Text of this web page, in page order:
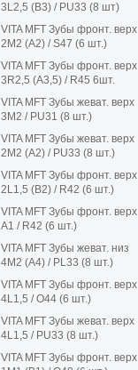
3L2,5 (B3) / PU33 (8 шт)
VITA MFT Зубы фронт. верх
2M2 (A2) / S47 (6 шт.)
VITA MFT Зубы фронт. верх
3R2,5 (A3,5) / R45 6шт.
VITA MFT Зубы жеват. верх
3M2 / PU31 (8 шт.)
VITA MFT Зубы жеват. верх
2M2 (A2) / PU33 (8 шт.)
VITA MFT Зубы фронт. верх
2L1,5 (B2) / R42 (6 шт.)
VITA MFT Зубы фронт. верх
A1 / R42 (6 шт.)
VITA MFT Зубы жеват. низ
4M2 (A4) / PL33 (8 шт.)
VITA MFT Зубы фронт. верх
4L1,5 / O44 (6 шт.)
VITA MFT Зубы жеват. верх
4L1,5 / PU33 (8 шт.)
VITA MFT Зубы фронт. верх